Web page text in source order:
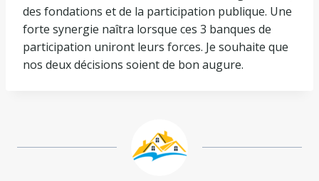
des fondations et de la participation publique. Une
forte synergie naîtra lorsque ces 3 banques de
participation uniront leurs forces. Je souhaite que
nos deux décisions soient de bon augure.